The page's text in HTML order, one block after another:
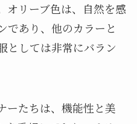
オリーブ色は、自然を感
であり、他のカラーと
としては非常にバラン
ーたちは、機能性と美